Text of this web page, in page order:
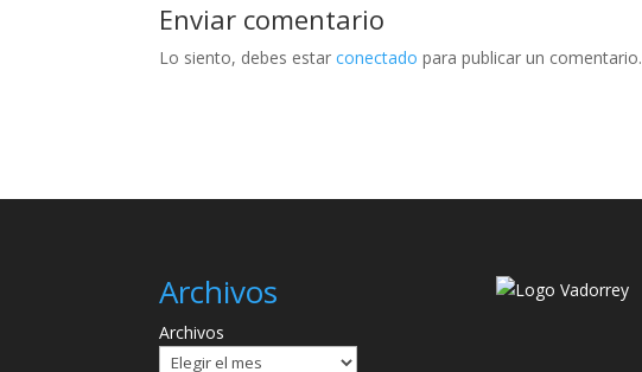
Enviar comentario
Lo siento, debes estarconectado para publicar un comentario.
Archivos
Archivos